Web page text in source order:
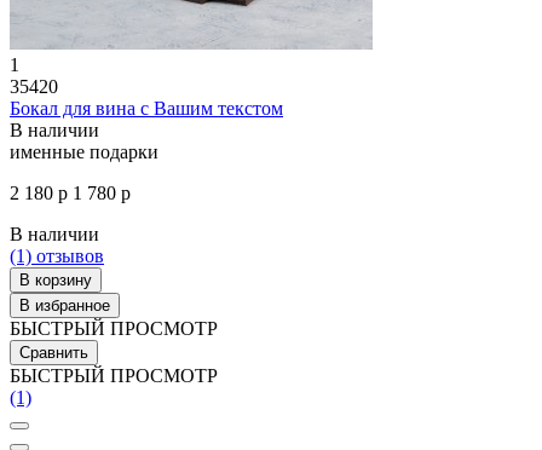
1
35420
Бокал для вина с Вашим текстом
В наличии
именные подарки
2 180 р 1 780 р
В наличии
(1) отзывов
В корзину
В избранное
БЫСТРЫЙ ПРОСМОТР
Сравнить
БЫСТРЫЙ ПРОСМОТР
(1)